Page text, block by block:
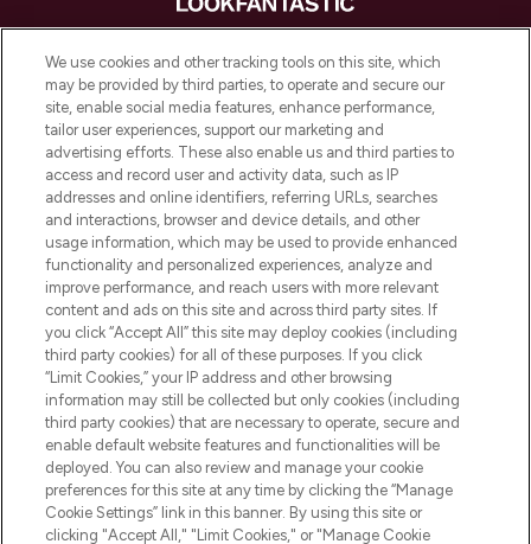
LOOKFANTASTIC is de ultieme online
beautybestemming van Europa, met de
beste huidverzorging, haarproducten en
make-up van meer dan 200 topmerken.
Shop online of via de app, met gratis
verzending vanaf €40.
Cookie-toestemming
Do Not Sell or Share My Personal
Information
HELP & INFORMATIE
BEDRIJFSINFORMATIE
OVER LOOKFANTASTIC
We use cookies and other tracking tools on this site, which
may be provided by third parties, to operate and secure our
site, enable social media features, enhance performance,
tailor user experiences, support our marketing and
advertising efforts. These also enable us and third parties to
access and record user and activity data, such as IP
addresses and online identifiers, referring URLs, searches
and interactions, browser and device details, and other
usage information, which may be used to provide enhanced
functionality and personalized experiences, analyze and
improve performance, and reach users with more relevant
content and ads on this site and across third party sites. If
you click “Accept All” this site may deploy cookies (including
third party cookies) for all of these purposes. If you click
“Limit Cookies,” your IP address and other browsing
information may still be collected but only cookies (including
third party cookies) that are necessary to operate, secure and
enable default website features and functionalities will be
deployed. You can also review and manage your cookie
preferences for this site at any time by clicking the “Manage
Cookie Settings” link in this banner. By using this site or
clicking "Accept All," "Limit Cookies," or "Manage Cookie